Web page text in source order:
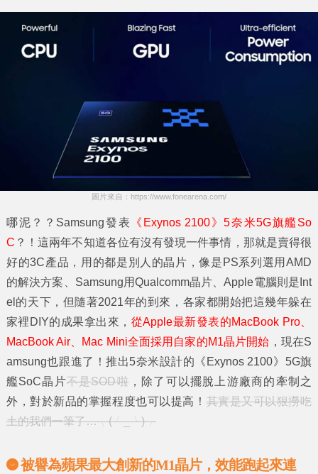
圖片來自：https://www.fonearena.com/
哪泥？？Samsung發表
《Exynos 2100》5奈米5G旗艦So
C ？！這兩年不知道各位有沒有發現一件事情，那就是賣得很
好的3C產品，用的都是別人的晶片，像是PS系列選用AMD
的解決方案、Samsung用Qualcomm晶片、Apple電腦則是Int
el的天下，但隨著2021年的到來，各家都開始把這幾年躲在
家裡DIY的成果拿出來， 從Apple最新發表的MacBook Pro、
MacBook Air、Mac Mini全面採用自家的M1晶片開始 ，現在S
amsung也跟進了！推出5奈米設計的《Exynos 2100》5G旗
艦SoC晶片不是SOD啦，除了可以擺脫上游廠商的牽制之
外，對於新品的掌握程度也可以提高！ 其實是又可以狠撈吃
土的我們一筆了…╮(╯_╰)╭
被譽為蘋果最大創新的M1晶片，效能跑起來連